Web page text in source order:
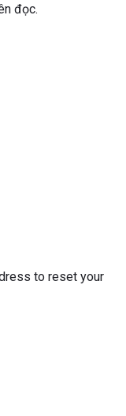
đọc.
to reset your